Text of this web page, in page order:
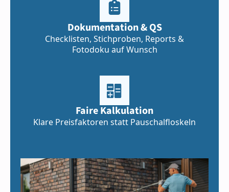
Dokumentation & QS
Checklisten, Stichproben, Reports &
Fotodoku auf Wunsch
Faire Kalkulation
Klare Preisfaktoren statt Pauschalfloskeln